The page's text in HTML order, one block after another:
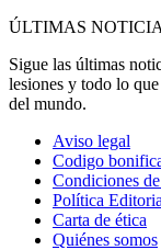
ÚLTIMAS
Sigue las últimas
lesiones y todo lo
del mundo.
Aviso legal
Codigo
Condiciones
Política
Carta de ética
Quiénes somos